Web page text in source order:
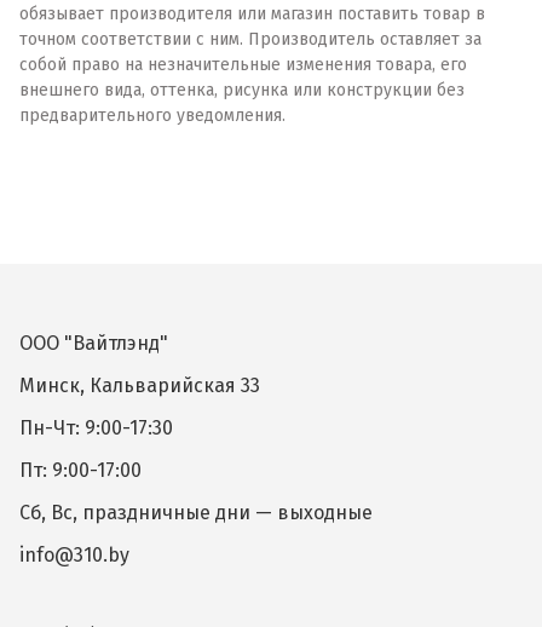
обязывает производителя или магазин поставить товар в
точном соответствии с ним. Производитель оставляет за
собой право на незначительные изменения товара, его
внешнего вида, оттенка, рисунка или конструкции без
предварительного уведомления.
ООО "Вайтлэнд"
Минск, Кальварийская 33
Пн-Чт: 9:00-17:30
Пт: 9:00-17:00
Сб, Вс, праздничные дни — выходные
info@310.by